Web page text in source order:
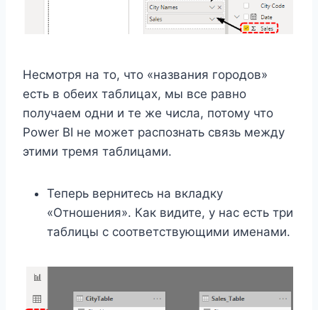
Несмотря на то, что «названия городов»
есть в обеих таблицах, мы все равно
получаем одни и те же числа, потому что
Power BI не может распознать связь между
этими тремя таблицами.
Теперь вернитесь на вкладку
«Отношения». Как видите, у нас есть три
таблицы с соответствующими именами.